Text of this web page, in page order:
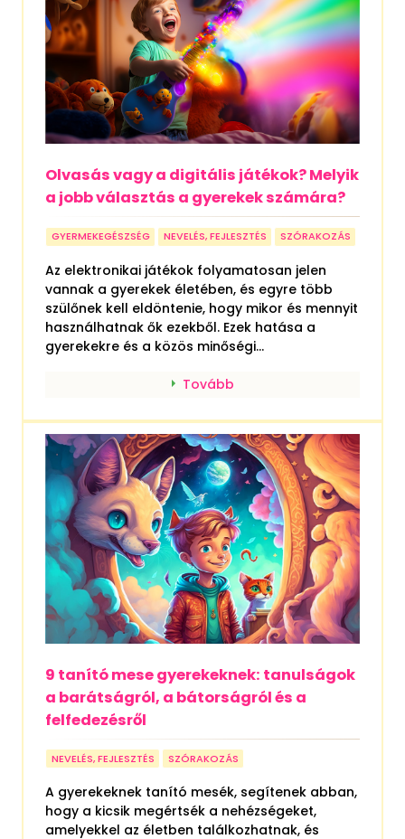
Olvasás vagy a digitális játékok? Melyik
a jobb választás a gyerekek számára?
GYERMEKEGÉSZSÉG NEVELÉS, FEJLESZTÉS SZÓRAKOZÁS
Az elektronikai játékok folyamatosan jelen
vannak a gyerekek életében, és egyre több
szülőnek kell eldöntenie, hogy mikor és mennyit
gyerekekre és a közös minőségi...
Tovább
9 tanító mese gyerekeknek: tanulságok
a barátságról, a bátorságról és a
felfedezésről
NEVELÉS, FEJLESZTÉS SZÓRAKOZÁS